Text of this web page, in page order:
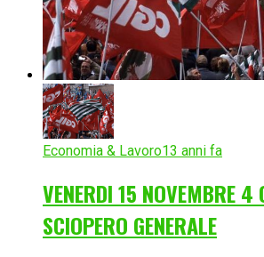
Economia & Lavoro13 anni fa
VENERDI 15 NOVEMBRE 4
SCIOPERO GENERALE